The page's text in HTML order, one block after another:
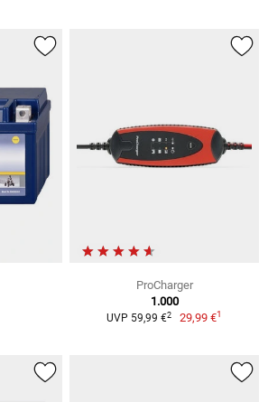
ProCharger
1.000
UVP 59,99 €2 29,99 €1